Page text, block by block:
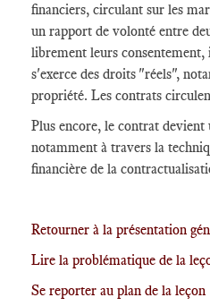
financiers, circulant sur les
un rapport de volonté entre
librement leurs
s'exerce des droits "réels",
propriété. Les contrats
Plus encore, le contrat devient
notamment à travers la
financière de la
Retourner à la présentation
Lire la problématique de la
Se reporter au plan de la leçon